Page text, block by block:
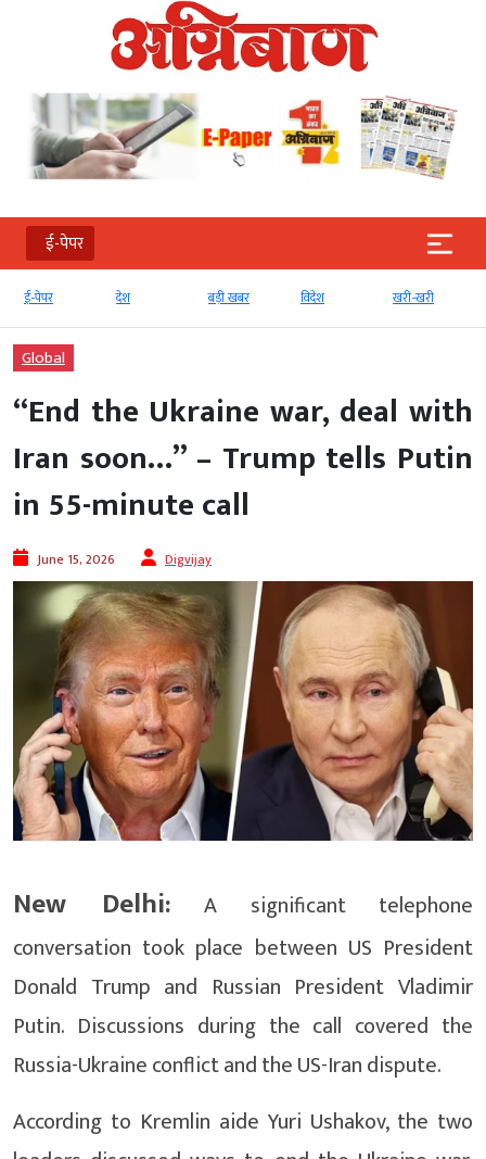
ई-पेपर
ई-पेपर देश बड़ी खबर विदेश खरी-खरी
Global
“End the Ukraine war, deal with
Iran soon…” – Trump tells Putin
in 55-minute call
June 15, 2026 Digvijay
New Delhi: A significant telephone
conversation took place between US President
Donald Trump and Russian President Vladimir
Putin. Discussions during the call covered the
Russia-Ukraine conflict and the US-Iran dispute.
According to Kremlin aide Yuri Ushakov, the two